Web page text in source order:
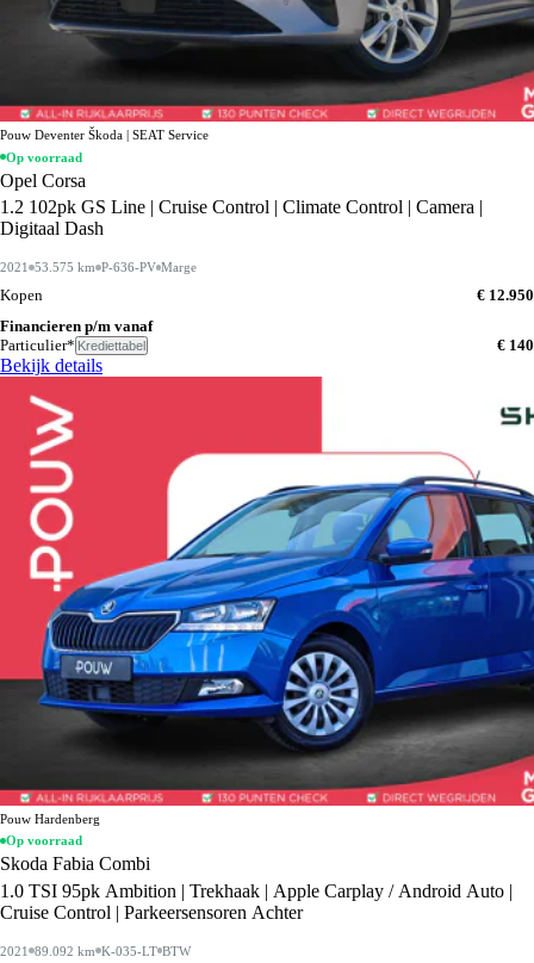
Pouw Deventer Škoda | SEAT Service
Op voorraad
Opel Corsa
1.2 102pk GS Line | Cruise Control | Climate Control | Camera |
Digitaal Dash
2021 53.575 km P-636-PV Marge
Kopen
€ 12.950
Financieren p/m vanaf
Particulier* Krediettabel € 140
Bekijk details
Pouw Hardenberg
Op voorraad
Skoda Fabia Combi
1.0 TSI 95pk Ambition | Trekhaak | Apple Carplay / Android Auto |
Cruise Control | Parkeersensoren Achter
2021 89.092 km K-035-LT BTW